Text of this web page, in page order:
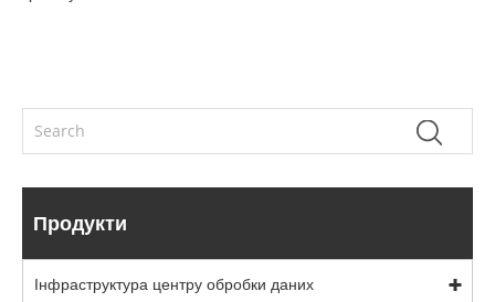
Продукти
Інфраструктура центру обробки даних